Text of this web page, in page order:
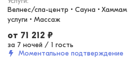
Велнес/спа-центр • Сауна • Хаммам
услуги • Массаж
от 71 212 ₽
за 7 ночей / 1 гость
Моментальное подтверждение